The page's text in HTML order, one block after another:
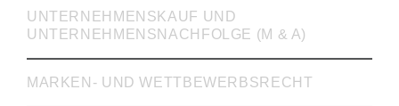
UNTERNEHMENSKAUF UND
UNTERNEHMENSNACHFOLGE (M & A)
MARKEN- UND WETTBEWERBSRECHT